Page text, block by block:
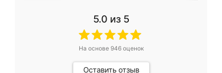
5.0 из 5
На основе 946оценок
Оставить отзыв